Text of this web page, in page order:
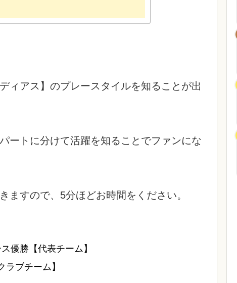
ィアス】のプレースタイルを知ることが出
ートに分けて活躍を知ることでファンにな
ますので、5分ほどお時間をください。
優勝【代表チーム】
ブチーム】